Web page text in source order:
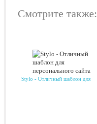
Смотрите также:
Stylo - Отличный шаблон для